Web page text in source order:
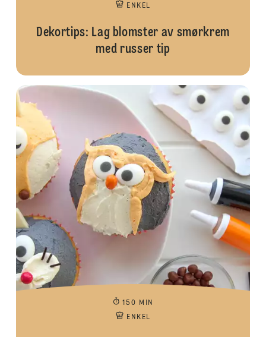
ENKEL
Dekortips: Lag blomster av smørkrem
med russer tip
150 MIN
ENKEL